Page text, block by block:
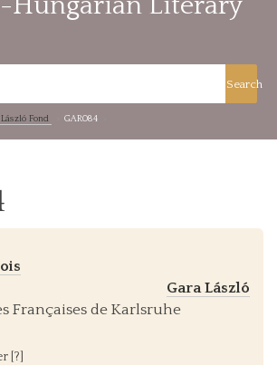
Search
Fond GAR084
Gara László
Françaises de Karlsruhe
[?]